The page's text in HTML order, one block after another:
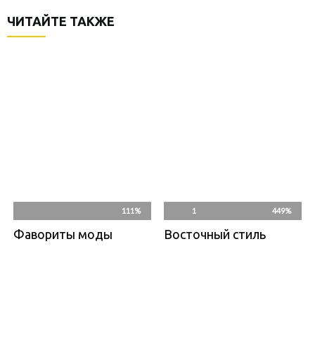
ЧИТАЙТЕ ТАКЖЕ
111%
Фавориты моды
1 449%
Восточный стиль